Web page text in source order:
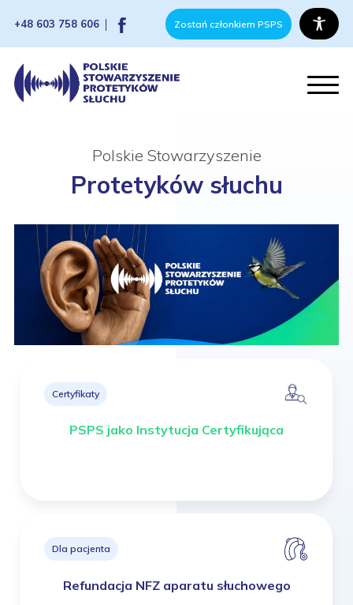
+48 603 758 606 Zostań członkiem PSPS
Polskie Stowarzyszenie
Protetyków słuchu
Certyfikaty
PSPS jako Instytucja Certyfikująca
Dla pacjenta
Refundacja NFZ aparatu słuchowego